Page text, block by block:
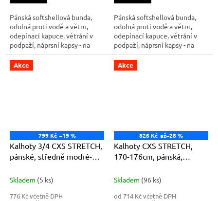
Pánská softshellová bunda,
odolná proti vodě a větru,
odepínací kapuce, větrání v
podpaží, náprsní kapsy - na
druk a zip, boční kapsy na zip,
vnitřní manžety v rukávech,
stahování v dolním okraji,
Pánská softshellová bunda,
odolná proti vodě a větru,
odepínací kapuce, větrání v
podpaží, náprsní kapsy - na
druk a zip, boční kapsy na zip,
vnitřní manžety v rukávech,
stahování v dolním okraji,
Akce
799 Kč –19 %
Kalhoty 3/4 CXS STRETCH,
pánské, středně modré-
Skladem (5 ks)
776 Kč včetně DPH
Akce
826 Kč až–28 %
Kalhoty CXS STRETCH,
170-176cm, pánská,
Skladem (96 ks)
od 714 Kč včetně DPH